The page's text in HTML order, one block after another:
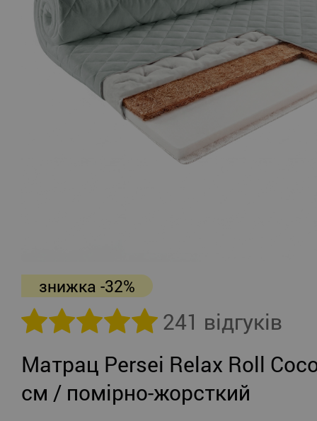
знижка -32%
241 відгуків
Матрац Persei Relax Roll
см / помірно-жорсткий